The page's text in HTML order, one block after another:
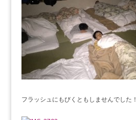
フラッシュにもびくともしませんでした！